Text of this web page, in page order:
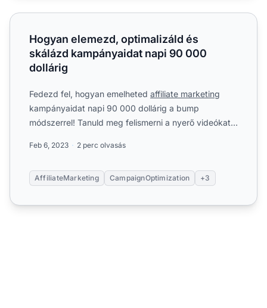
Hogyan elemezd, optimalizáld és skálázd kampányaidat
Hogyan elemezd, optimalizáld és
skálázd kampányaidat napi 90 000
dollárig
Fedezd fel, hogyan emelheted affiliate marketing
kampányaidat napi 90 000 dollárig a bump
módszerrel! Tanuld meg felismerni a nyerő videókat,
Feb 6, 2023 2 perc olvasás
AffiliateMarketing CampaignOptimization +3